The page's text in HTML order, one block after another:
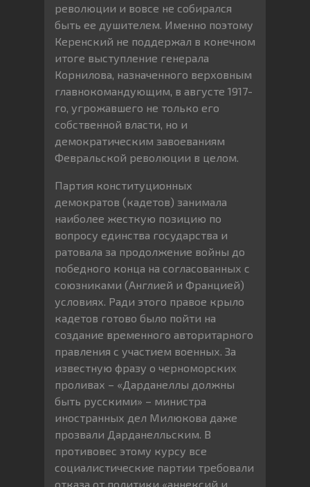
революции и вовсе не собирался
быть ее душителем. Именно поэтому
Керенский не поддержал в конечном
итоге выступление генерала
Корнилова, назначенного верховным
главнокомандующим, в августе 1917-
го, угрожавшего не только его
собственной власти, но и
демократическим завоеваниям
Февральской революции в целом.
Партия конституционных
демократов (кадетов) занимала
наиболее жесткую позицию по
вопросу единства государства и
ратовала за продолжение войны до
победного конца на согласованных с
союзниками (Англией и Францией)
условиях. Ради этого правое крыло
кадетов готово было пойти на
создание временного авторитарного
правления с участием военных. За
известную фразу о черноморских
проливах – «Дарданеллы должны
быть русскими» – министра
иностранных дел Милюкова даже
прозвали Дарданелльским. В
противовес этому курсу все
социалистические партии требовали
отказа от политики «аннексий и